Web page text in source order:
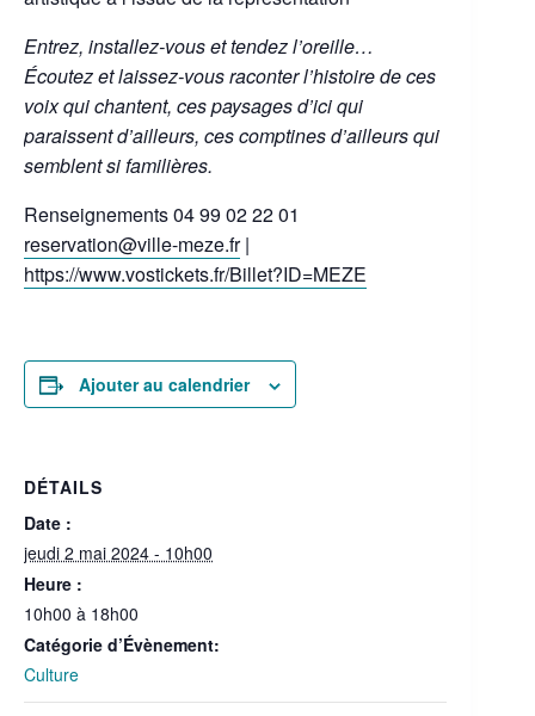
Entrez, installez-vous et tendez l’oreille…
Écoutez et laissez-vous raconter l’histoire de ces
voix qui chantent, ces paysages d’ici qui
paraissent d’ailleurs, ces comptines d’ailleurs qui
semblent si familières.
Renseignements 04 99 02 22 01
reservation@ville-meze.fr|
https://www.vostickets.fr/Billet?ID=MEZE
Ajouter au calendrier
DÉTAILS
Date :
jeudi 2 mai 2024 - 10h00
Heure :
10h00 à 18h00
Catégorie d’Évènement:
Culture